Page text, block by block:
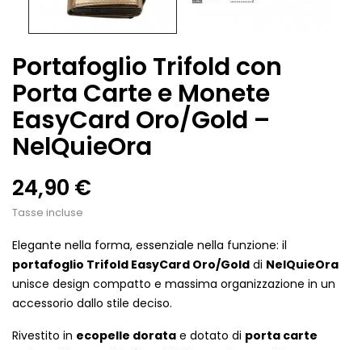
Portafoglio Trifold con
Porta Carte e Monete
EasyCard Oro/Gold –
NelQuieOra
24,90 €
Tasse incluse
Elegante nella forma, essenziale nella funzione: il
portafoglio Trifold EasyCard Oro/Gold di NelQuieOra
unisce design compatto e massima organizzazione in un
accessorio dallo stile deciso.
Rivestito in ecopelle dorata e dotato di porta carte